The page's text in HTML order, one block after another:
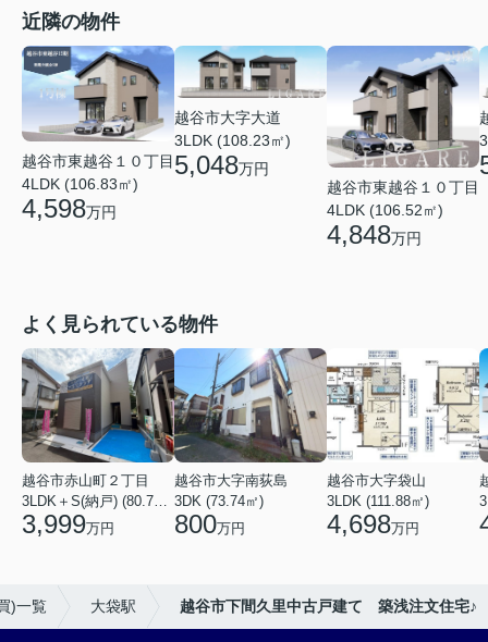
近隣の物件
越谷市東越谷１０丁目
4LDK (106.83㎡)
4,598万円
越谷市大字大道
3LDK (108.23㎡)
5,048万円
越谷市東越谷１０丁目
4LDK (106.52㎡)
4,848万円
よく見られている物件
越谷市赤山町２丁目
3,999万円
越谷市大字南荻島
3DK (73.74㎡)
800万円
越谷市大字袋山
3LDK (111.88㎡)
4,698万円
)一覧 大袋駅 越谷市下間久里中古戸建て 築浅注文住宅♪